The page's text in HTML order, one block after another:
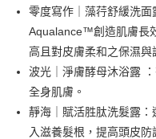
Apple Pay
AFTEE先享後付
相關說明
【關於「AFTEE先享後付」】
AFTEE先享後付是「在收到商
便利好安心！
１．簡單：不需註冊會員、不
２．便利：只要手機號碼，簡
ATM付款
運送方式
零度寫作｜藻荇舒緩洗
Aqualance™創造肌膚長
高且對皮膚柔和之保濕與
波光｜淨膚酵母沐浴露
全身肌膚。
靜海｜賦活胜肽洗髮露
入滋養髮根，提高頭皮